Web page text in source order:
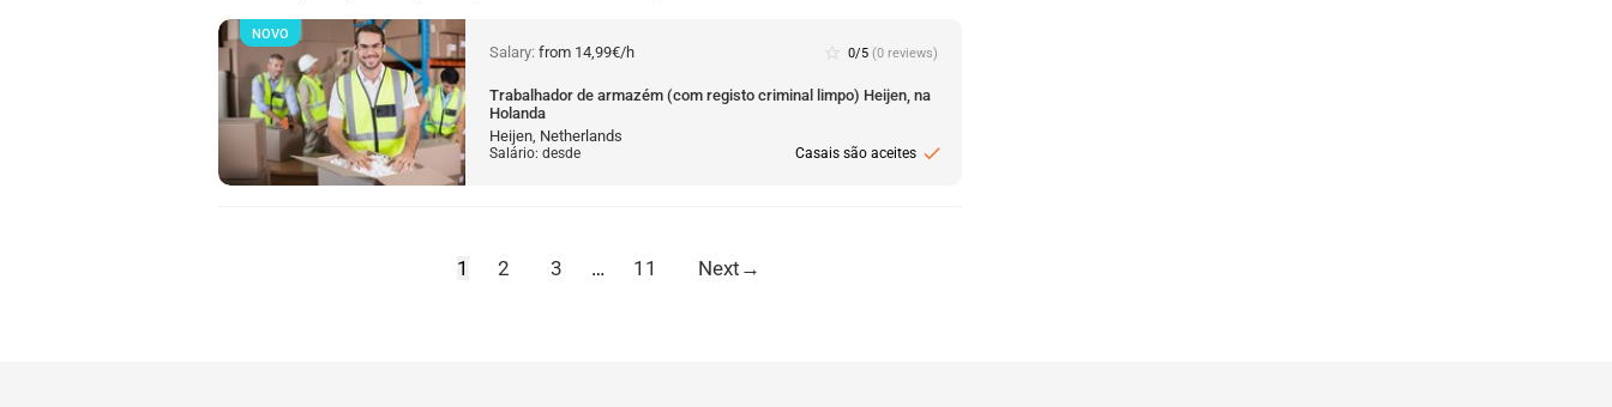
Salary: from 14,99€/h star_border 0/5 (0 reviews)
Trabalhador de armazém (com registo criminal limpo) Heijen, na
Holanda
Heijen, Netherlands
Salário: desde Casais são aceites check
NOVO
1 2 3 … 11 Next →